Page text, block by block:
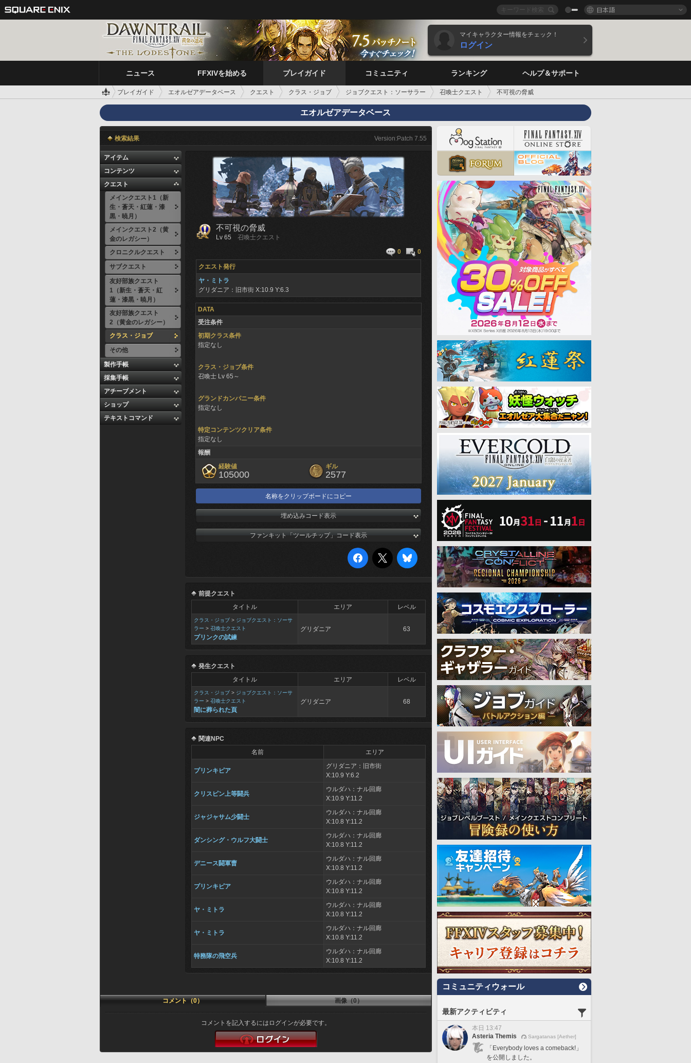
日本語
マイキャラクター情報をチェック！
ログイン
ニュース FFXIVを始める プレイガイド コミュニティ ランキング ヘルプ＆サポート
プレイガイド エオルゼアデータベース クエスト クラス・ジョブ ジョブクエスト：ソーサラー 召喚士クエスト 不可視の脅威
エオルゼアデータベース
検索結果 Version:Patch 7.55
アイテム
コンテンツ
クエスト
メインクエスト1（新
生・蒼天・紅蓮・漆
黒・暁月）
メインクエスト2（黄
金のレガシー）
クロニクルクエスト
サブクエスト
友好部族クエスト
1（新生・蒼天・紅
蓮・漆黒・暁月）
友好部族クエスト
2（黄金のレガシー）
クラス・ジョブ
その他
製作手帳
採集手帳
アチーブメント
ショップ
テキストコマンド
不可視の脅威
Lv 65
召喚士クエスト
0
0
クエスト発行
ヤ・ミトラ
グリダニア：旧市街 X:10.9 Y:6.3
DATA
受注条件
初期クラス条件
指定なし
クラス・ジョブ条件
召喚士 Lv 65～
グランドカンパニー条件
指定なし
特定コンテンツクリア条件
指定なし
報酬
経験値
105000
ギル
2577
名称をクリップボードにコピー
埋め込みコード表示
ファンキット「ツールチップ」コード表示
前提クエスト
タイトル
エリア レベル
クラス・ジョブ > ジョブクエスト：ソーサ
ラー > 召喚士クエスト
プリンクの試練
グリダニア 63
発生クエスト
タイトル
エリア レベル
クラス・ジョブ > ジョブクエスト：ソーサ
ラー > 召喚士クエスト
闇に葬られた頁
グリダニア 68
関連NPC
名前
エリア
プリンキピア
グリダニア：旧市街
X:10.9 Y:6.2
クリスピン上等闘兵
ウルダハ：ナル回廊
X:10.9 Y:11.2
ジャジャサム少闘士
ウルダハ：ナル回廊
X:10.8 Y:11.2
ダンシング・ウルフ大闘士
ウルダハ：ナル回廊
X:10.8 Y:11.2
デニース闘軍曹
ウルダハ：ナル回廊
X:10.8 Y:11.2
プリンキピア
ウルダハ：ナル回廊
X:10.8 Y:11.2
ヤ・ミトラ
ウルダハ：ナル回廊
X:10.8 Y:11.2
ヤ・ミトラ
ウルダハ：ナル回廊
X:10.8 Y:11.2
特務隊の飛空兵
ウルダハ：ナル回廊
X:10.8 Y:11.2
コメント（0） 画像（0）
コメントを記入するにはログインが必要です。
コミュニティウォール
最新アクティビティ
本日 13:47
Asteria Themis
Sargatanas [Aether]
「Everybody loves a comeback!」
を公開しました。